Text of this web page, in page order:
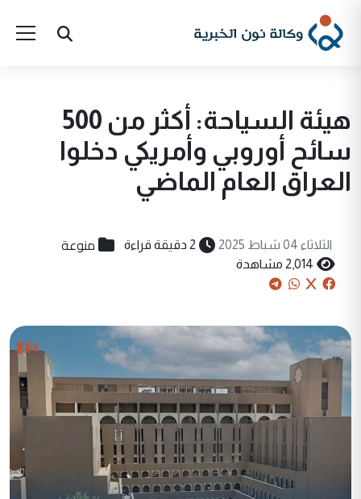
هيئة السياحة: أكثر من 500
سائح أوروبي وأمريكي دخلوا
العراق العام الماضي
الثلاثاء 04 شباط 2025 2 دقيقة قراءة منوعة
2,014 مشاهدة